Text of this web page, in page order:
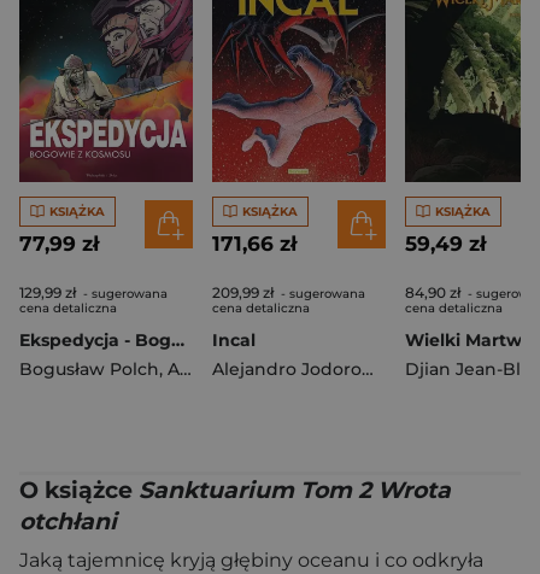
KSIĄŻKA
77,99 zł
129,99 zł - sugerowana
cena detaliczna
Ekspedycja - Bogowie z kosmosu
Bogusław Polch, Alfred Górny ,Arnold Mostowicz
KSIĄŻKA
171,66 zł
209,99 zł - sugerowana
cena detaliczna
Incal
Alejandro Jodorowsky
KSIĄŻKA
59,49 zł
84,90 zł -
cena detaliczna
Djian Jean-
O książce Sanktuarium Tom 2 Wrota
otchłani
Jaką tajemnicę kryją głębiny oceanu i co odkryła